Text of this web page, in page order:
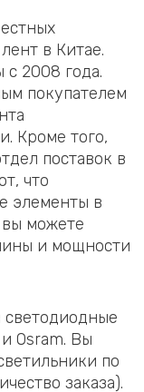
в Китае.
с 2008 года.
покупателем
Кроме того,
поставок в
что
элементы в
вы можете
и мощности
светодиодные
Osram. Вы
по
заказа).